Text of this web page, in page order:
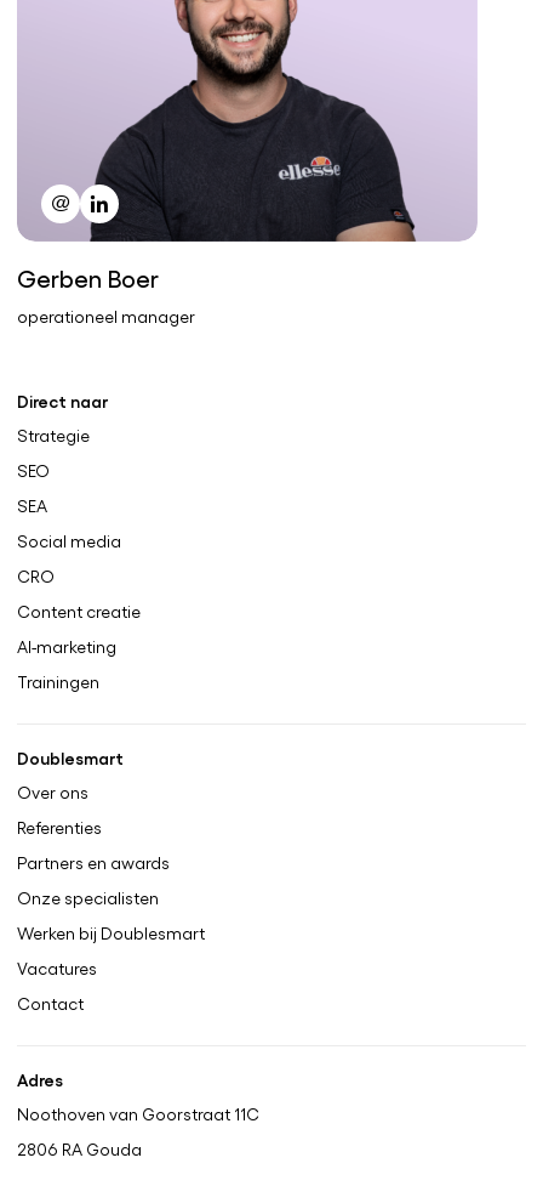
Gerben Boer
operationeel manager
Direct naar
Strategie
SEO
SEA
Social media
CRO
Content creatie
AI-marketing
Trainingen
Doublesmart
Over ons
Referenties
Partners en awards
Onze specialisten
Werken bij Doublesmart
Vacatures
Contact
Adres
Noothoven van Goorstraat 11C
2806 RA Gouda